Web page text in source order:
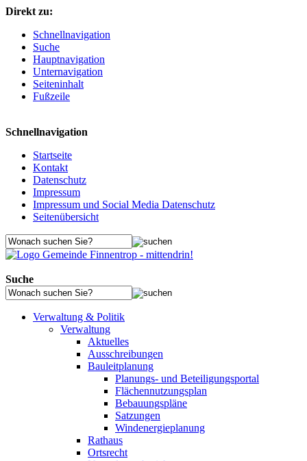
Direkt zu:
Schnellnavigation
Suche
Hauptnavigation
Unternavigation
Seiteninhalt
Fußzeile
Schnellnavigation
Startseite
Kontakt
Datenschutz
Impressum
Impressum und Social Media Datenschutz
Seitenübersicht
Suche
Verwaltung & Politik
Verwaltung
Aktuelles
Ausschreibungen
Bauleitplanung
Planungs- und Beteiligungsportal
Flächennutzungsplan
Bebauungspläne
Satzungen
Windenergieplanung
Rathaus
Ortsrecht